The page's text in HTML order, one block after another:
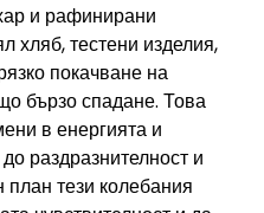
и рафинирани
хляб, тестени изделия,
покачване на
бързо спадане. Това
в енергията и
раздразнителност и
план тези колебания